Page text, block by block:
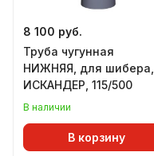
8 100 руб.
Труба чугунная
НИЖНЯЯ, для шибера,
ИСКАНДЕР, 115/500
В наличии
В корзину